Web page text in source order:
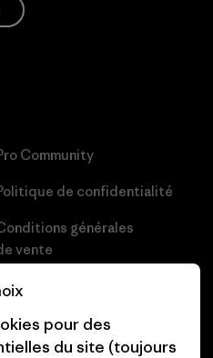
Community
de confidentialité
générales
vente
de cookie
pour des
du site (toujours